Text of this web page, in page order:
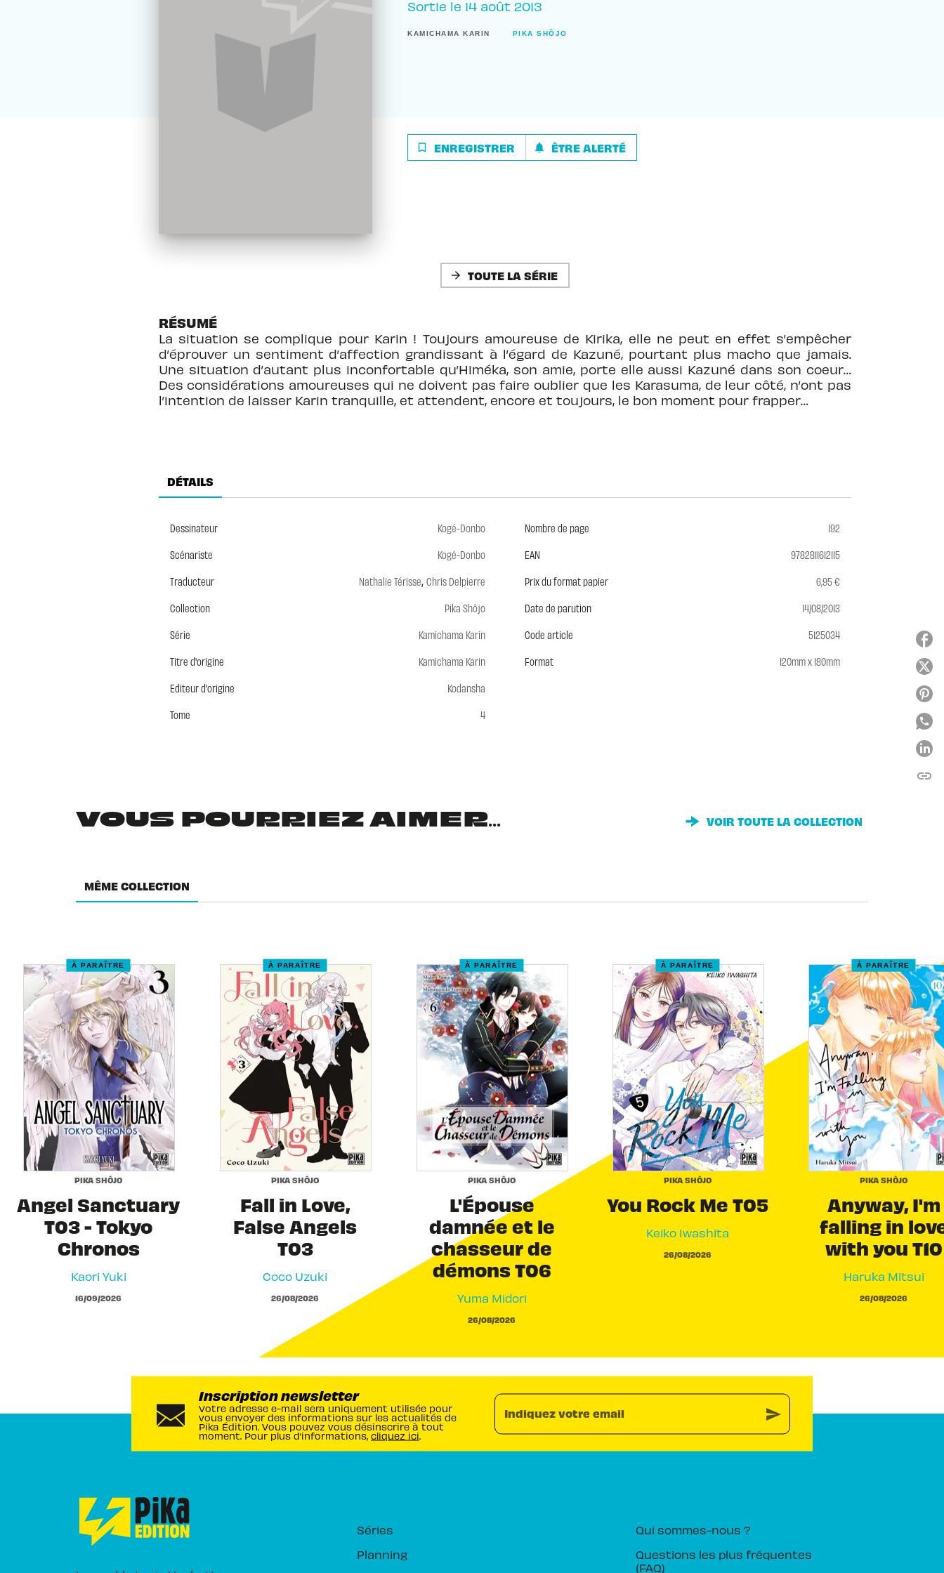
Sortie le 14 août 2013
KAMICHAMA KARIN PIKA SHÔJO
bookmark_border ENREGISTRER notifications ÊTRE ALERTÉ
arrow_forward TOUTE LA SÉRIE
RÉSUMÉ
La situation se complique pour Karin ! Toujours amoureuse de Kirika, elle ne peut en effet s’empêcher
d’éprouver un sentiment d’affection grandissant à l’égard de Kazuné, pourtant plus macho que jamais.
Une situation d’autant plus inconfortable qu’Himéka, son amie, porte elle aussi Kazuné dans son coeur…
Des considérations amoureuses qui ne doivent pas faire oublier que les Karasuma, de leur côté, n’ont pas
l’intention de laisser Karin tranquille, et attendent, encore et toujours, le bon moment pour frapper…
DÉTAILS
Dessinateur
Kogé-Donbo
Scénariste
Kogé-Donbo
Traducteur
Nathalie Térisse, Chris Delpierre
Collection
Pika Shôjo
Série
Kamichama Karin
Titre d'origine
Kamichama Karin
Editeur d'origine
Kodansha
Tome
4
Nombre de page
192
EAN
9782811612115
Prix du format papier
6,95 €
Date de parution
14/08/2013
Code article
5125034
Format
120mm x 180mm
VOUS POURRIEZ AIMER... VOIR TOUTE LA COLLECTION
MÊME COLLECTION
À PARAÎTRE
PIKA SHÔJO
Angel Sanctuary
T03 - Tokyo
Chronos
Kaori Yuki
16/09/2026
À PARAÎTRE
PIKA SHÔJO
Fall in Love,
False Angels
T03
Coco Uzuki
26/08/2026
À PARAÎTRE
PIKA SHÔJO
L'Épouse
damnée et le
chasseur de
démons T06
Yuma Midori
26/08/2026
À PARAÎTRE
PIKA SHÔJO
You Rock Me T05
Keiko Iwashita
26/08/2026
À PARAÎTRE
PIKA SHÔJO
Anyway, I'm
falling in
with you T10
Haruka Mitsui
26/08/2026
link
Inscription newsletter
Votre adresse e-mail sera uniquement utilisée pour
vous envoyer des informations sur les actualités de
Pika Édition. Vous pouvez vous désinscrire à tout
moment. Pour plus d’informations, cliquez ici.
Indiquez votre email send
Séries
Planning
Qui sommes-nous ?
Questions les plus fréquentes
(FAQ)